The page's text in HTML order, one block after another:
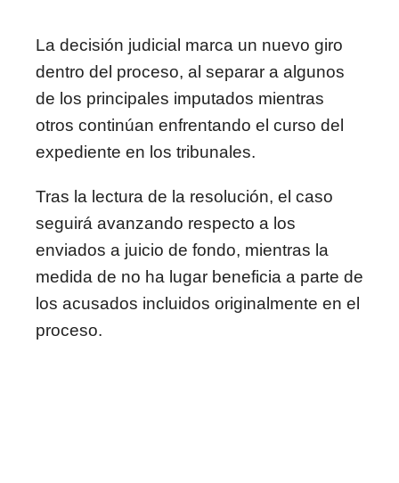
La decisión judicial marca un nuevo giro
dentro del proceso, al separar a algunos
de los principales imputados mientras
otros continúan enfrentando el curso del
expediente en los tribunales.
Tras la lectura de la resolución, el caso
seguirá avanzando respecto a los
enviados a juicio de fondo, mientras la
medida de no ha lugar beneficia a parte de
los acusados incluidos originalmente en el
proceso.